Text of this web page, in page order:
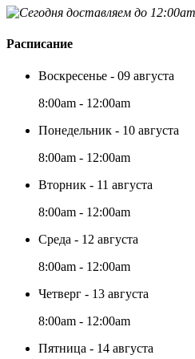
Расписание
Воскресенье - 09 августа
8:00am - 12:00am
Понедельник - 10 августа
8:00am - 12:00am
Вторник - 11 августа
8:00am - 12:00am
Среда - 12 августа
8:00am - 12:00am
Четверг - 13 августа
8:00am - 12:00am
Пятница - 14 августа